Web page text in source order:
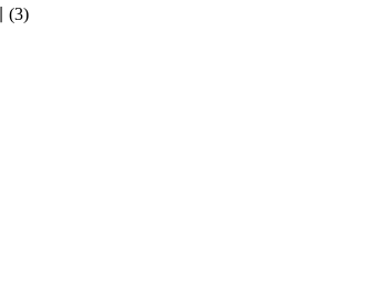
(3)